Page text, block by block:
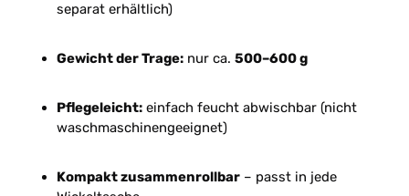
separat erhältlich)
Gewicht der Trage: nur ca. 500–600 g
Pflegeleicht: einfach feucht abwischbar (nicht
waschmaschinengeeignet)
Kompakt zusammenrollbar – passt in jede